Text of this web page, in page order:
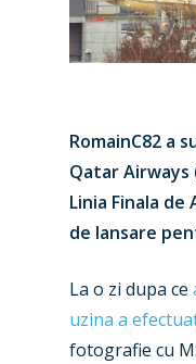
RomainC82 a
Qatar Airways
Linia Finala de
de lansare
La o zi dupa ce
uzina a
fotografie cu